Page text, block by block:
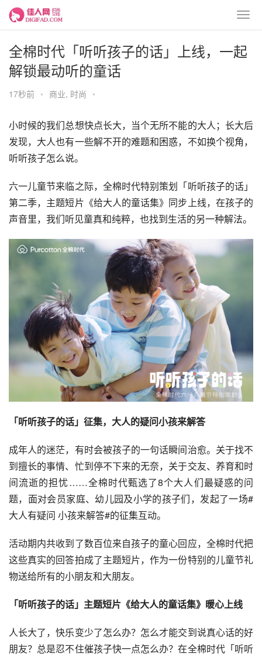
全棉时代「听听孩子的话」上线，一起
解锁最动听的童话
17秒前 • 商业, 时尚 •
小时候的我们总想快点长大，当个无所不能的大人；长大后
发现，大人也有一些解不开的难题和困惑，不如换个视角，
听听孩子怎么说。
六一儿童节来临之际，全棉时代特别策划「听听孩子的话」
第二季，主题短片《给大人的童话集》同步上线，在孩子的
声音里，我们听见童真和纯粹，也找到生活的另一种解法。
「听听孩子的话」征集，大人的疑问小孩来解答
成年人的迷茫，有时会被孩子的一句话瞬间治愈。关于找不
到擅长的事情、忙到停不下来的无奈，关于交友、养育和时
间流逝的担忧……全棉时代甄选了8个大人们最疑惑的问
题，面对会员家庭、幼儿园及小学的孩子们，发起了一场#
大人有疑问 小孩来解答#的征集互动。
活动期内共收到了数百位来自孩子的童心回应，全棉时代把
这些真实的回答拍成了主题短片，作为一份特别的儿童节礼
物送给所有的小朋友和大朋友。
「听听孩子的话」主题短片《给大人的童话集》暖心上线
人长大了，快乐变少了怎么办？怎么才能交到说真心话的好
朋友？总是忍不住催孩子快一点怎么办？在全棉时代「听听